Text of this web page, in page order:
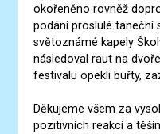
okořeněno rovněž
podání proslulé taneční
světoznámé kapely
následoval raut na
festivalu opekli buřty,
Děkujeme všem za
pozitivních reakcí a